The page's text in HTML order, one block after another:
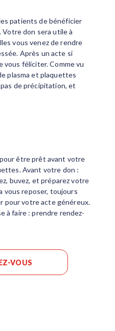
patients de bénéficier
don sera utile à
vous venez de rendre
Après un acte si
vous féliciter. Comme vu
plasma et plaquettes
de précipitation, et
être prêt avant votre
Avant votre don :
buvez, et préparez votre
vous reposer, toujours
pour votre acte généreux.
à faire : prendre rendez-
VOUS